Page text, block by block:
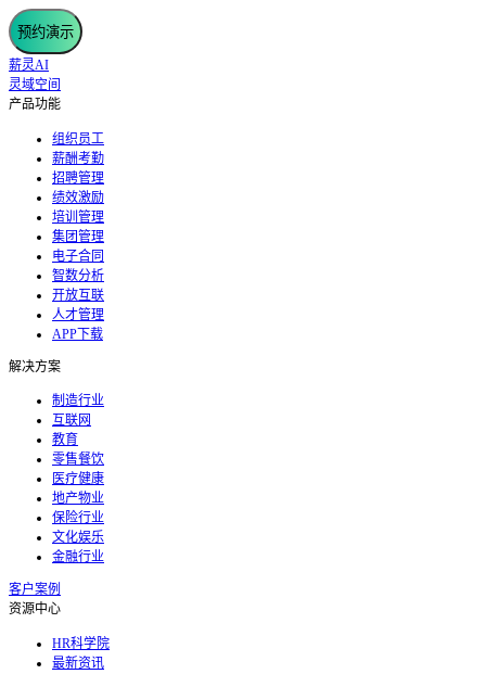
预约演示
薪灵AI
灵域空间
产品功能
组织员工
薪酬考勤
招聘管理
绩效激励
培训管理
集团管理
电子合同
智数分析
开放互联
人才管理
APP下载
解决方案
制造行业
互联网
教育
零售餐饮
医疗健康
地产物业
保险行业
文化娱乐
金融行业
客户案例
资源中心
HR科学院
最新资讯